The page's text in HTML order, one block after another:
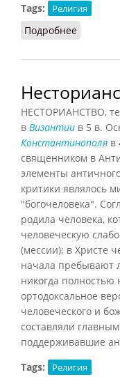
Tags:
Религия
Подробнее
НЕСТОРИАНСТВО,
в Византии в 5 в.
Константинополя в
священником в
элементы
критики являлось
"богочеловека".
родила человека,
человеческую
(мессии); в Христе
начала пребывают
никогда полностью
ортодоксальное
человеческого и
составляли
поддерживавшие
Tags:
Религия